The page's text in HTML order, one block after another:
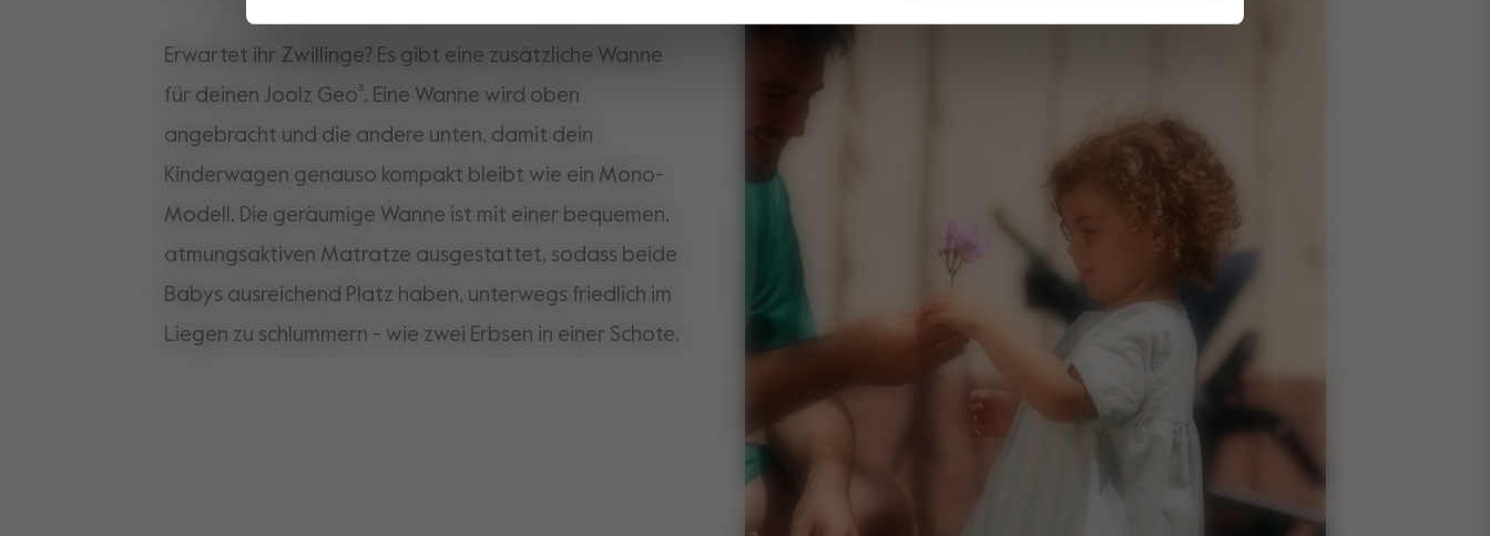
Erwartet ihr Zwillinge? Es gibt eine zusätzliche Wanne
für deinen Joolz Geo³. Eine Wanne wird oben
angebracht und die andere unten, damit dein
Kinderwagen genauso kompakt bleibt wie ein Mono-
Modell. Die geräumige Wanne ist mit einer bequemen,
atmungsaktiven Matratze ausgestattet, sodass beide
Babys ausreichend Platz haben, unterwegs friedlich im
Liegen zu schlummern - wie zwei Erbsen in einer Schote.